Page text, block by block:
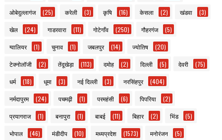
ओबेदुल्लागंज (25) करेली (3) कृषि (16) केसला (2) खंडवा (3)
खेल (24) गाडरवारा (11) गोटेगाँव (250) गौहरगंज (5)
ग्वालियर (1) चुनाव (1) जबलपुर (14) ज्योतिष (20)
टेक्नोलॉजी (2) तेंदूखेड़ा (113) दमोह (2) दिल्ली (5) देवरी (75)
धर्म (18) धूमा (3) नई दिल्ली (3) नरसिंहपुर (404)
नर्मदापुरम (24) पचमढ़ी (1) परमहंसी (6) पिपरिया (2)
प्रयागराज (1) बनापुरा (1) बाबई (11) बिहार (2) भिंड (5)
भोपाल (46) मंडीदीप (10) मध्यप्रदेश (1573) मनोरंजन (5)